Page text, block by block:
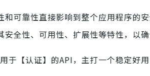
和可靠性直接影响到整个应用程序的
安全性、可用性、扩展性等特性，以
于【认证】的API，主打一个稳定好用